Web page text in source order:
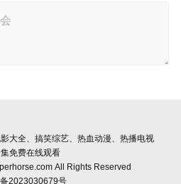
大全、搞笑综艺、热血动漫、热播电视
免费在线观看
All Rights Reserved
2023030679号